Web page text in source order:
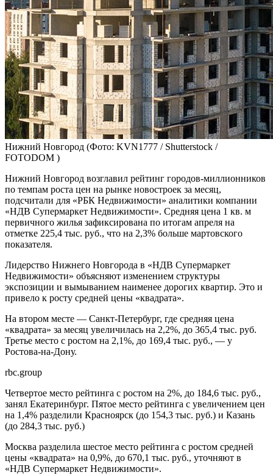
Нижний Новгород (Фото: KVN1777 / Shutterstock /
FOTODOM )
Нижний Новгород возглавил рейтинг городов-миллионников
по темпам роста цен на рынке новостроек за месяц,
подсчитали для «РБК Недвижимости» аналитики компании
«НДВ Супермаркет Недвижимости». Средняя цена 1 кв. м
первичного жилья зафиксирована по итогам апреля на
отметке 225,4 тыс. руб., что на 2,3% больше мартовского
показателя.
Лидерство Нижнего Новгорода в «НДВ Супермаркет
Недвижимости» объясняют изменением структуры
экспозиции и вымыванием наименее дорогих квартир. Это и
привело к росту средней цены «квадрата».
На втором месте — Санкт-Петербург, где средняя цена
«квадрата» за месяц увеличилась на 2,2%, до 365,4 тыс. руб.
Третье место с ростом на 2,1%, до 169,4 тыс. руб., — у
Ростова-на-Дону.
rbc.group
Четвертое место рейтинга с ростом на 2%, до 184,6 тыс. руб.,
занял Екатеринбург. Пятое место рейтинга с увеличением цен
на 1,4% разделили Красноярск (до 154,3 тыс. руб.) и Казань
(до 284,3 тыс. руб.)
Москва разделила шестое место рейтинга с ростом средней
цены «квадрата» на 0,9%, до 670,1 тыс. руб., уточняют в
«НДВ Супермаркет Недвижимости».